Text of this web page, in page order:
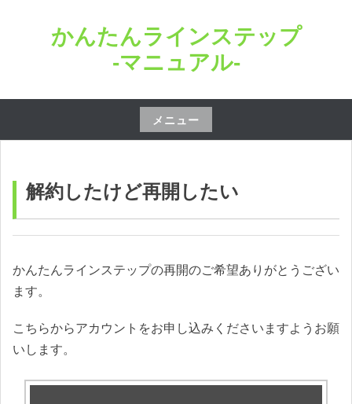
ス
かんたんラインステップ
-マニュアル-
メニュー
コ
テ
ス
キ
プ
解約したけど再開したい
かんたんラインステップの再開のご希望ありがとうござい
ます。
こちらからアカウントをお申し込みくださいますようお願
いします。